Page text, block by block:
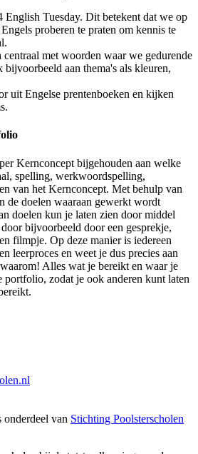
English Tuesday. Dit betekent dat we op
proberen te praten om kennis te
centraal met woorden waar we gedurende
aan thema's als kleuren,
uit Engelse prentenboeken en kijken
Kernconcept bijgehouden aan welke
spelling, werkwoordspelling,
van het Kernconcept. Met behulp van
de doelen waaraan gewerkt wordt
doelen kun je laten zien door middel
bijvoorbeeld door een gesprekje,
filmpje. Op deze manier is iedereen
leerproces en weet je dus precies aan
Alles wat je bereikt en waar je
portfolio, zodat je ook anderen kunt laten
onderdeel van Stichting Poolsterscholen